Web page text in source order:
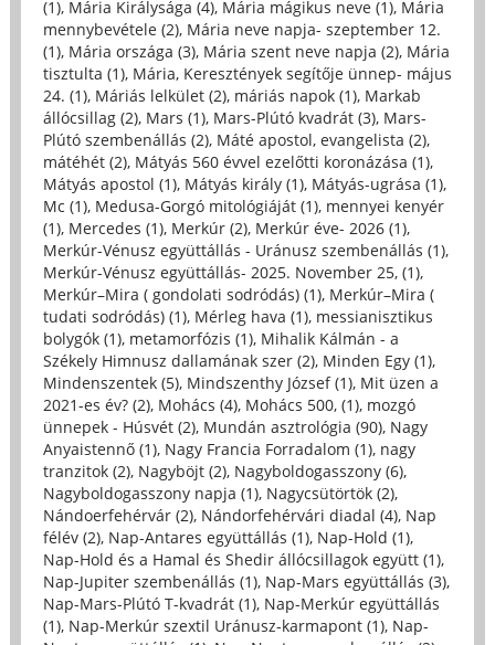
(1), Mária Királysága (4), Mária mágikus neve (1), Mária
mennybevétele (2), Mária neve napja- szeptember 12.
(1), Mária országa (3), Mária szent neve napja (2), Mária
tisztulta (1), Mária, Keresztények segítője ünnep- május
24. (1), Máriás lelkület (2), máriás napok (1), Markab
állócsillag (2), Mars (1), Mars-Plútó kvadrát (3), Mars-
Plútó szembenállás (2), Máté apostol, evangelista (2),
mátéhét (2), Mátyás 560 évvel ezelőtti koronázása (1),
Mátyás apostol (1), Mátyás király (1), Mátyás-ugrása (1),
Mc (1), Medusa-Gorgó mitológiáját (1), mennyei kenyér
(1), Mercedes (1), Merkúr (2), Merkúr éve- 2026 (1),
Merkúr-Vénusz együttállás - Uránusz szembenállás (1),
Merkúr-Vénusz együttállás- 2025. November 25, (1),
Merkúr–Mira ( gondolati sodródás) (1), Merkúr–Mira (
tudati sodródás) (1), Mérleg hava (1), messianisztikus
bolygók (1), metamorfózis (1), Mihalik Kálmán - a
Székely Himnusz dallamának szer (2), Minden Egy (1),
Mindenszentek (5), Mindszenthy József (1), Mit üzen a
2021-es év? (2), Mohács (4), Mohács 500, (1), mozgó
ünnepek - Húsvét (2), Mundán asztrológia (90), Nagy
Anyaistennő (1), Nagy Francia Forradalom (1), nagy
tranzitok (2), Nagyböjt (2), Nagyboldogasszony (6),
Nagyboldogasszony napja (1), Nagycsütörtök (2),
Nándoerfehérvár (2), Nándorfehérvári diadal (4), Nap
félév (2), Nap-Antares együttállás (1), Nap-Hold (1),
Nap-Hold és a Hamal és Shedir állócsillagok együtt (1),
Nap-Jupiter szembenállás (1), Nap-Mars együttállás (3),
Nap-Mars-Plútó T-kvadrát (1), Nap-Merkúr együttállás
(1), Nap-Merkúr szextil Uránusz-karmapont (1), Nap-